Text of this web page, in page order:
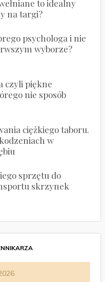
to idealny
na targi?
psychologa i nie
wyborze?
czyli piękne
nie sposób
ciężkiego taboru.
w
sprzętu do
skrzynek